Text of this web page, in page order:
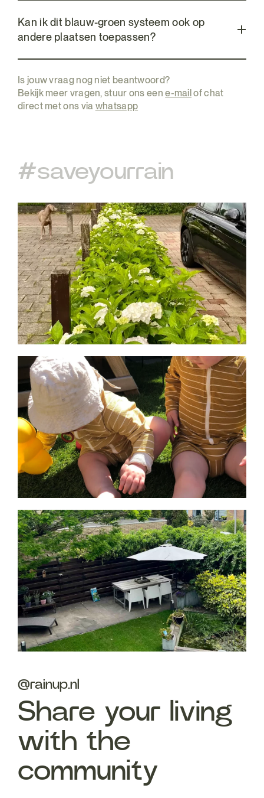
Kan ik dit blauw-groen systeem ook op
andere plaatsen toepassen?
Is jouw vraag nog niet beantwoord?
Bekijk meer vragen, stuur ons eene-mailof chat
direct met ons via whatsapp
#saveyourrain
@rainup.nl
Share your living
with the
community